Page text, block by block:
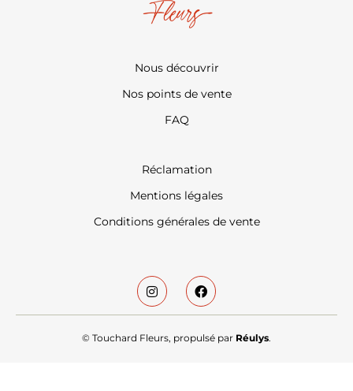
Nous découvrir
Nos points de vente
FAQ
Réclamation
Mentions légales
Conditions générales de vente
© Touchard Fleurs, propulsé par Réulys.